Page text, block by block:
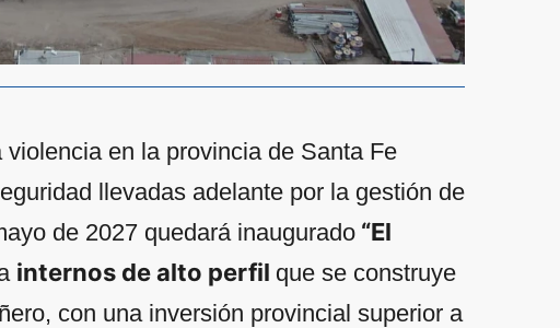
en la provincia de Santa Fe
llevadas adelante por la gestión de
de 2027 quedará inaugurado “El
internos de alto perfil que se construye
con una inversión provincial superior a